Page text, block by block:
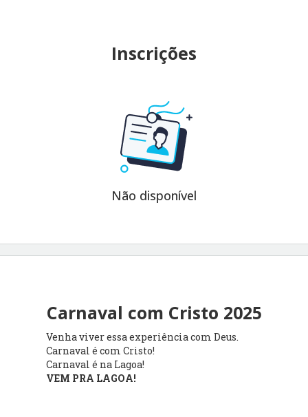
Inscrições
Não disponível
Carnaval com Cristo 2025
Venha viver essa experiência com Deus.
Carnaval é com Cristo!
Carnaval é na Lagoa!
VEM PRA LAGOA!